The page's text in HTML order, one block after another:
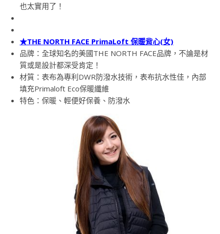
也太實用了！
★THE NORTH FACE PrimaLoft 保暖背心(女)
品牌：全球知名的美國THE NORTH FACE品牌，不論是材
質或是設計都深受肯定！
材質：表布為專利DWR防潑水技術，表布抗水性佳，內部
填充Primaloft Eco保暖纖維
特色：保暖、輕便好保養、防潑水